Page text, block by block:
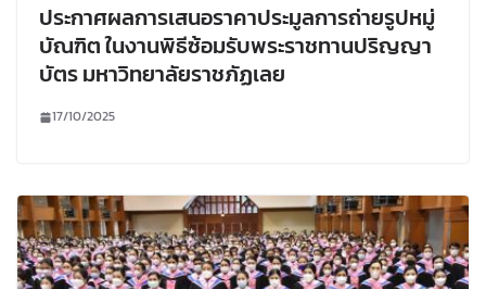
ประกาศผลการเสนอราคาประมูลการถ่ายรูปหมู่
บัณฑิต ในงานพิธีซ้อมรับพระราชทานปริญญา
บัตร มหาวิทยาลัยราชภัฏเลย
17/10/2025